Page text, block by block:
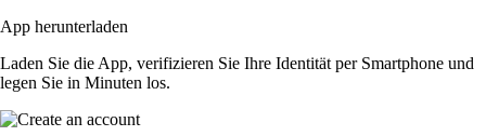
App herunterladen
Laden Sie die App, verifizieren Sie Ihre Identität per Smartphone und
legen Sie in Minuten los.